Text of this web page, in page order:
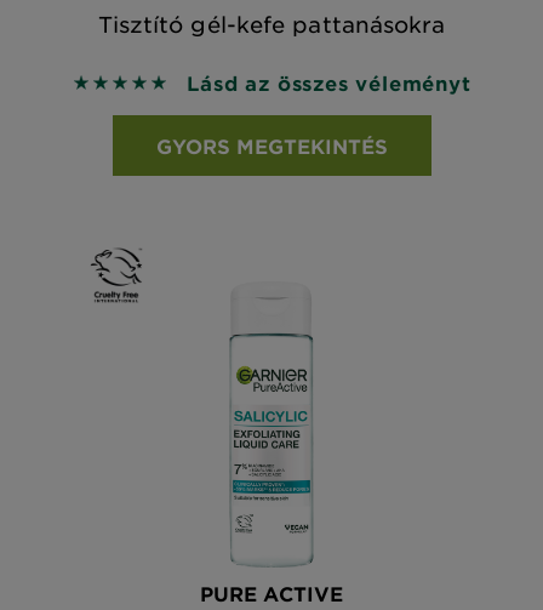
Tisztító gél-kefe pattanásokra
5 out of 5 stars based on reviews
Lásd az összes véleményt
GYORS MEGTEKINTÉS
PURE ACTIVE